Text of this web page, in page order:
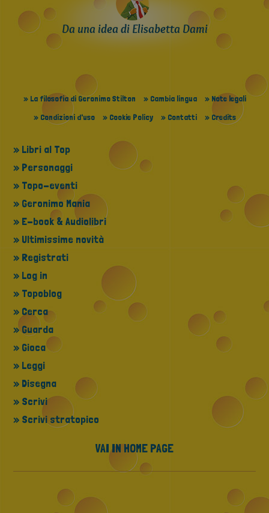
Da una idea di Elisabetta Dami
» La filosofia di Geronimo Stilton » Cambia lingua
» Note legali
» Condizioni d'uso
» Cookie Policy » Contatti » Credits
» Libri al Top
» Personaggi
» Topo-eventi
» Geronimo Mania
» E-book & Audiolibri
» Ultimissime novità
» Registrati
» Log in
» Topoblog
» Cerca
» Guarda
» Gioca
» Leggi
» Disegna
» Scrivi
» Scrivi stratopico
VAI IN HOME PAGE